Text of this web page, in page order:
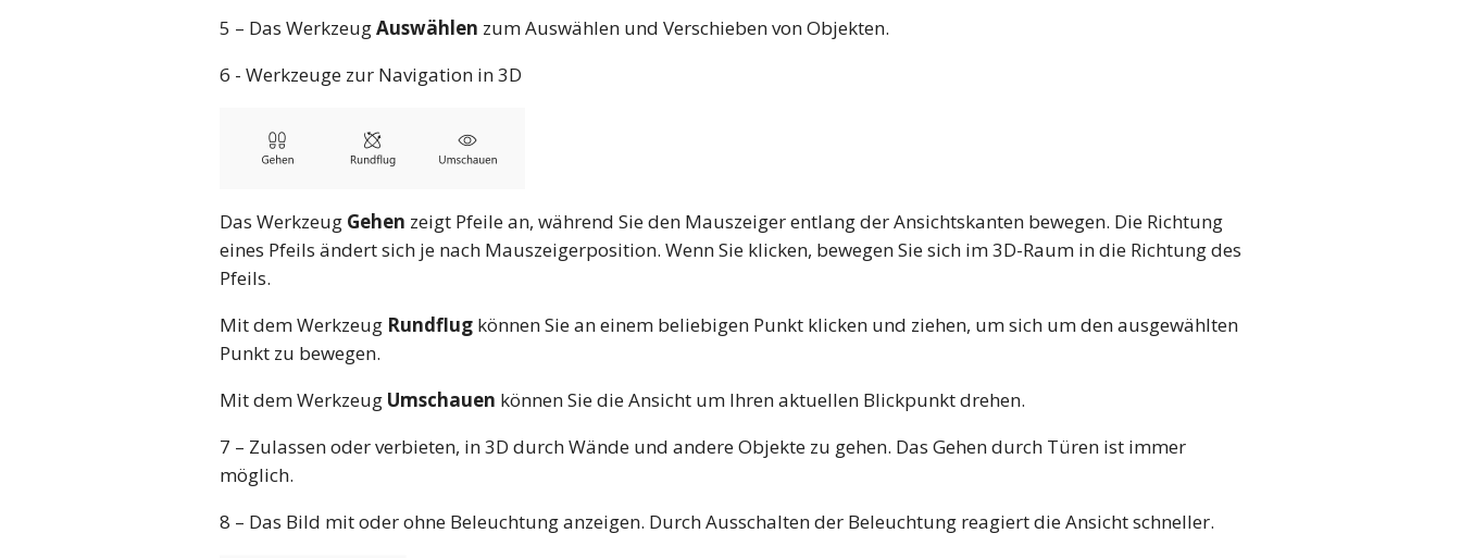
5 – Das WerkzeugAuswählen zum Auswählen und Verschieben von Objekten.
6 - Werkzeuge zur Navigation in 3D
Das Werkzeug Gehen zeigt Pfeile an, während Sie den Mauszeiger entlang der Ansichtskanten bewegen. Die Richtung
eines Pfeils ändert sich je nach Mauszeigerposition. Wenn Sie klicken, bewegen Sie sich im 3D-Raum in die Richtung des
Pfeils.
Mit dem Werkzeug Rundflug können Sie an einem beliebigen Punkt klicken und ziehen, um sich um den ausgewählten
Punkt zu bewegen.
Mit dem Werkzeug Umschauen können Sie die Ansicht um Ihren aktuellen Blickpunkt drehen.
7 – Zulassen oder verbieten, in 3D durch Wände und andere Objekte zu gehen. Das Gehen durch Türen ist immer
möglich.
8 – Das Bild mit oder ohne Beleuchtung anzeigen. Durch Ausschalten der Beleuchtung reagiert die Ansicht schneller.